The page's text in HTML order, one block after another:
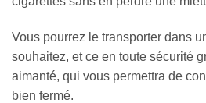
Vous pourrez le transporter dans
souhaitez, et ce en toute sécurité
aimanté, qui vous permettra de
bien fermé.